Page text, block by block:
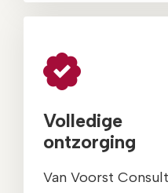
Volledige
ontzorging
Van Voorst